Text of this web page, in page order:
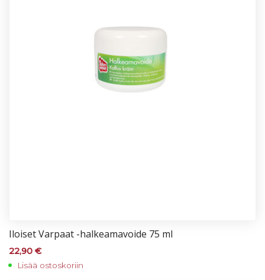
Iloi­set Var­paat -hal­kea­ma­voi­de 75 ml
22,90 €
Lisää ostoskoriin